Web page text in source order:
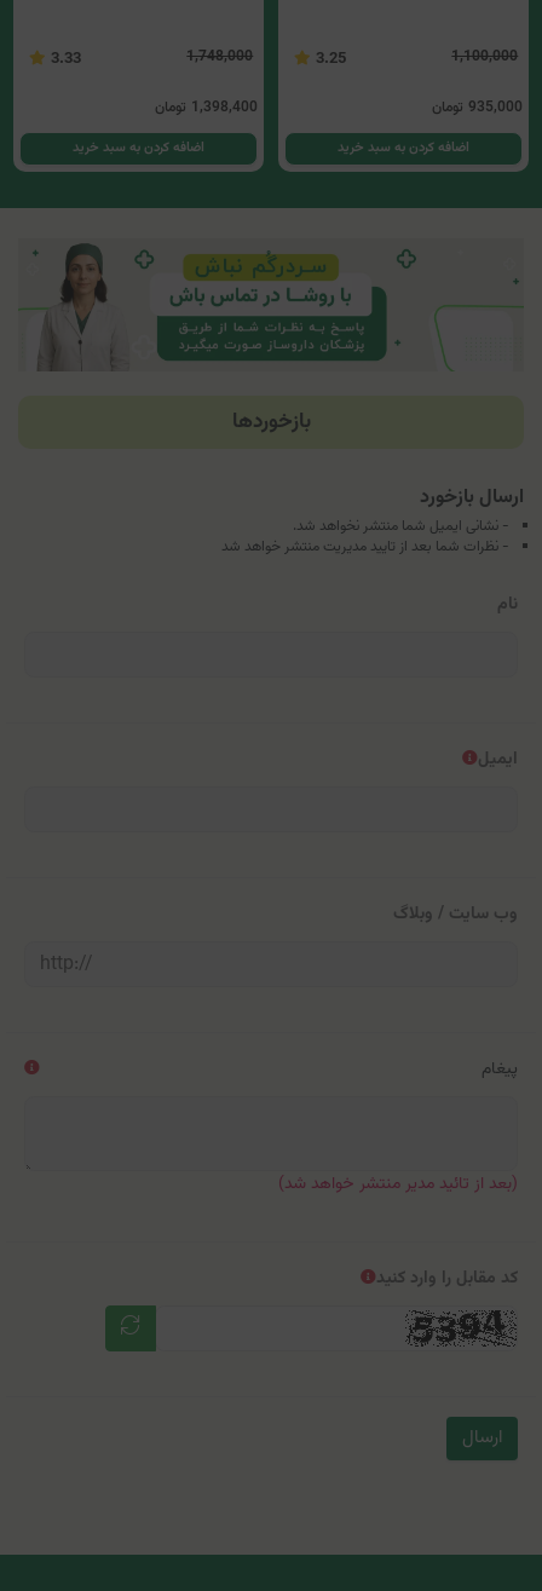
1,100,000
3.25
935,000 تومان
اضافه کردن به سبد خرید
1,748,000
3.33
1,398,400 تومان
اضافه کردن به سبد خرید
بازخوردها
ارسال بازخورد
- نشانی ایمیل شما منتشر نخواهد شد.
- نظرات شما بعد از تایید مدیریت منتشر خواهد شد
نام
ایمیل
وب سایت / وبلاگ
پیغام
(بعد از تائید مدیر منتشر خواهد شد)
کد مقابل را وارد کنید
ارسال